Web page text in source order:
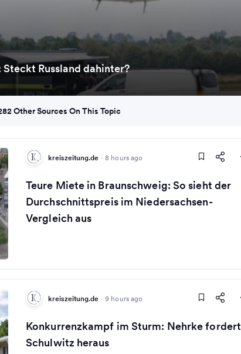
Russland dahinter?
Other Sources On This Topic
kreiszeitung.de · 8 hours ago
Teure Miete in Braunschweig: So sieht der
Durchschnittspreis im Niedersachsen-
Vergleich aus
kreiszeitung.de · 9 hours ago
Konkurrenzkampf im Sturm: Nehrke fordert
Schulwitz heraus